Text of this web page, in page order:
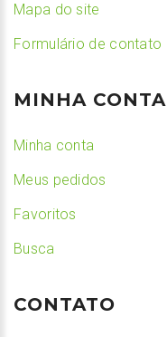
Mapa do site
Formulário de contato
MINHA CONTA
Minha conta
Meus pedidos
Favoritos
Busca
CONTATO